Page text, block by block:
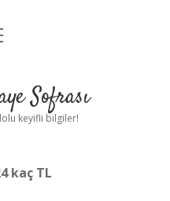
Sofrası
keyifli bilgiler!
kaç TL